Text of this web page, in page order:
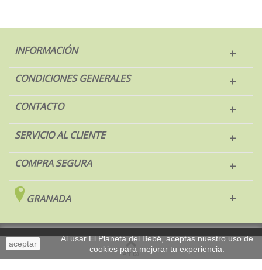
INFORMACIÓN
CONDICIONES GENERALES
CONTACTO
SERVICIO AL CLIENTE
COMPRA SEGURA
GRANADA
aceptar
Al usar El Planeta del Bebé, aceptas nuestro uso de
cookies para mejorar tu experiencia.
© 2017 El Planeta del Bebé. Todos los derechos reservados.
Sobremesa
Arriba